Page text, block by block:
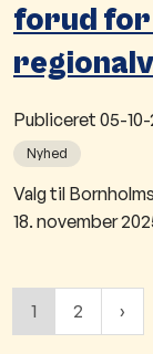
forud for
Publiceret 05-
Nyhed
​Valg til
18. november
1 2